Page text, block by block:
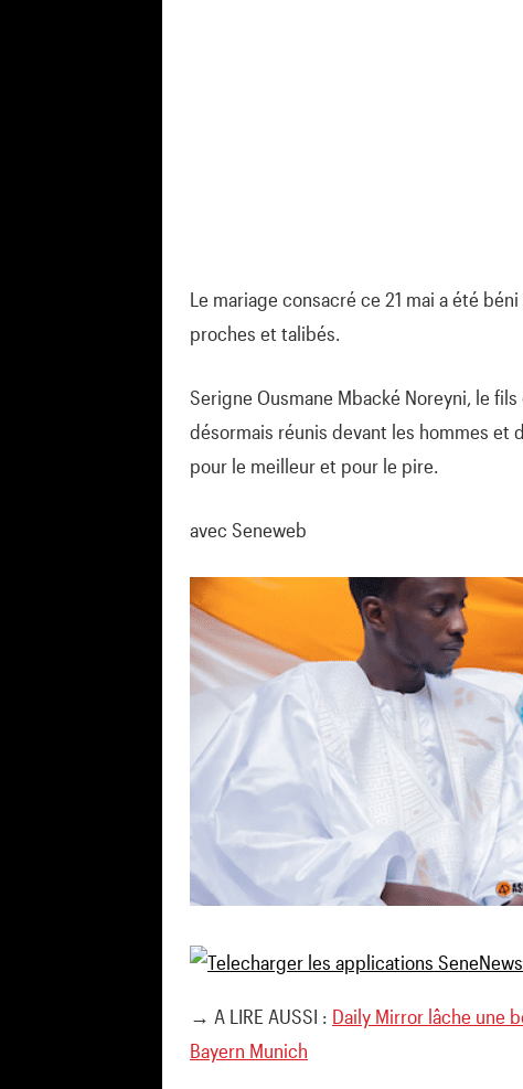
Le mariage consacré ce 21 mai a été
proches et talibés.
Serigne Ousmane Mbacké Noreyni, le
désormais réunis devant les hommes et
pour le meilleur et pour le pire.
avec Seneweb
→ A LIRE AUSSI : Daily Mirror lâche une
Bayern Munich